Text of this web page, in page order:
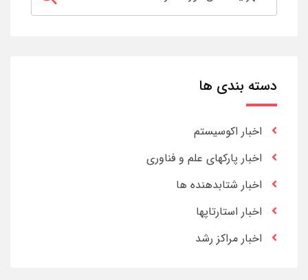
دسته بندی ها
اخبار اکوسیستم
اخبار پارکهای علم و فناوری
اخبار شتابدهنده ها
اخبار استارتاپها
اخبار مراکز رشد